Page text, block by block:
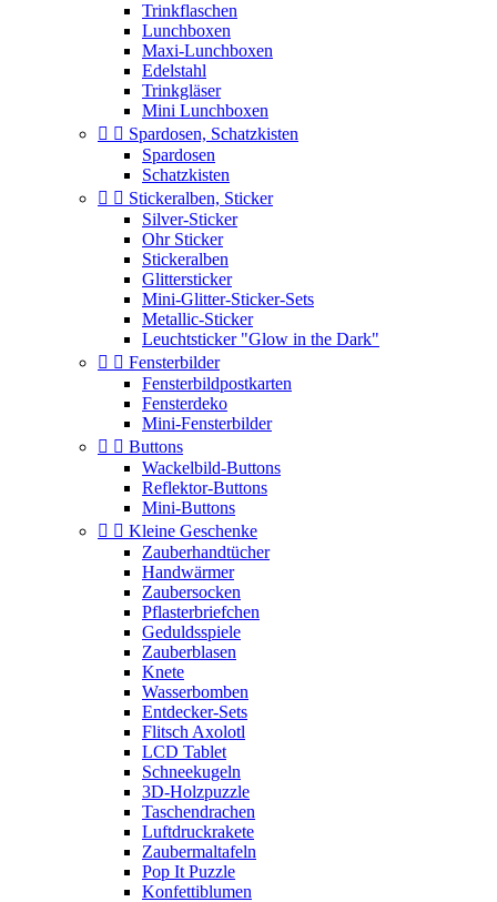
Trinkflaschen
Lunchboxen
Maxi-Lunchboxen
Edelstahl
Trinkgläser
Mini Lunchboxen
  Spardosen, Schatzkisten
Spardosen
Schatzkisten
  Stickeralben, Sticker
Silver-Sticker
Ohr Sticker
Stickeralben
Glittersticker
Mini-Glitter-Sticker-Sets
Metallic-Sticker
Leuchtsticker "Glow in the Dark"
  Fensterbilder
Fensterbildpostkarten
Fensterdeko
Mini-Fensterbilder
  Buttons
Wackelbild-Buttons
Reflektor-Buttons
Mini-Buttons
  Kleine Geschenke
Zauberhandtücher
Handwärmer
Zaubersocken
Pflasterbriefchen
Geduldsspiele
Zauberblasen
Knete
Wasserbomben
Entdecker-Sets
Flitsch Axolotl
LCD Tablet
Schneekugeln
3D-Holzpuzzle
Taschendrachen
Luftdruckrakete
Zaubermaltafeln
Pop It Puzzle
Konfettiblumen